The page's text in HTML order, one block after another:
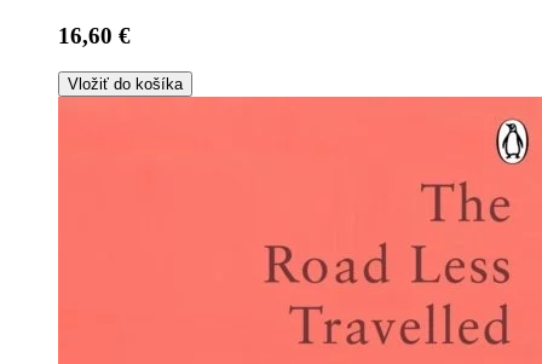
16,60 €
Vložiť do košíka